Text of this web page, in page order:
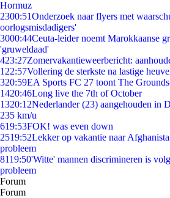
Hormuz
2300:51Onderzoek naar flyers met
oorlogsmisdadigers'
3000:44Ceuta-leider noemt Marokkaanse
'gruweldaad'
423:27Zomervakantieweerbericht:
1 22:57Vollering de sterkste na lastige
320:59EA Sports FC 27 toont The
1420:46Long live the 7th of October
1320:12Nederlander (23) aangehouden in
235 km/u
619:53FOK! was even down
2519:52Lekker op vakantie naar
probleem
8119:50'Witte' mannen discrimineren is
probleem
Forum
Forum